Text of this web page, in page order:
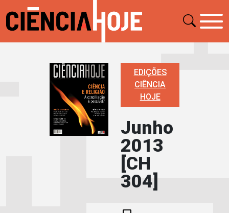
EDIÇÕES
CIÊNCIA
HOJE
Junho
2013
[CH
304]